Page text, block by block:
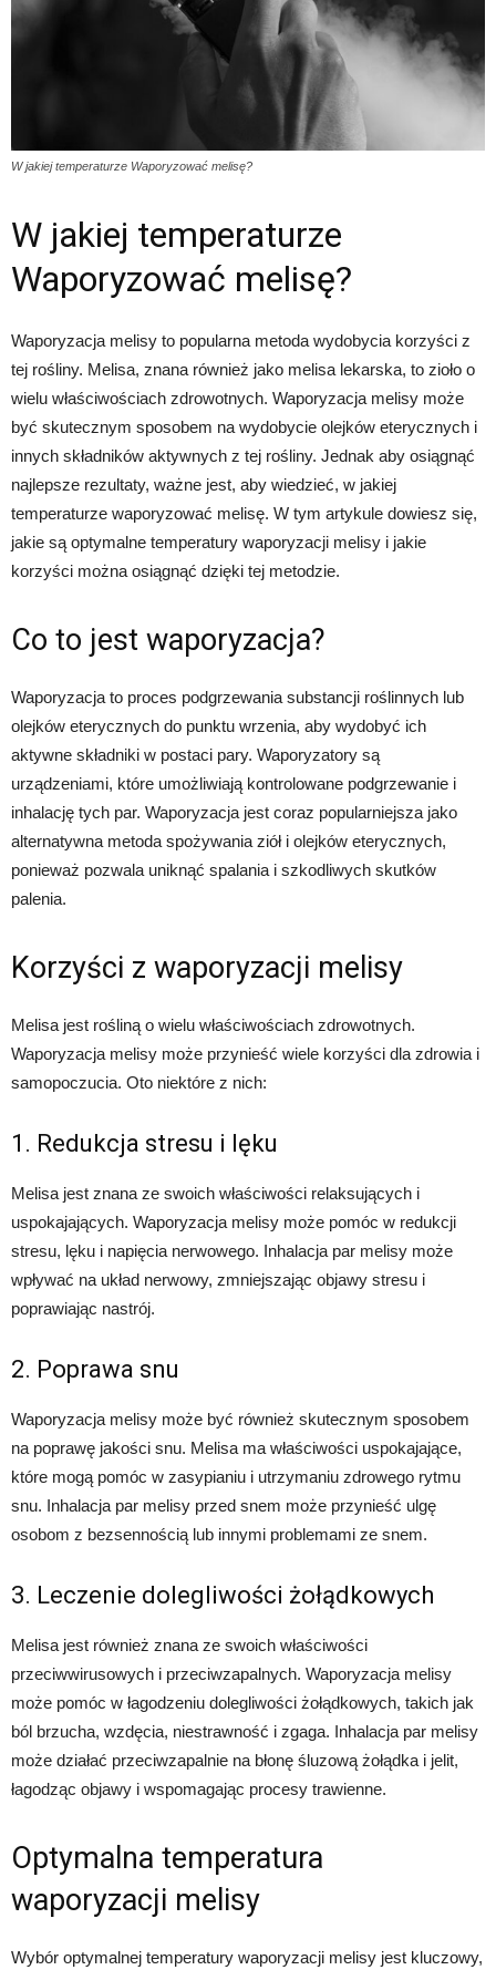
W jakiej temperaturze Waporyzować melisę?
W jakiej temperaturze
Waporyzować melisę?
Waporyzacja melisy to popularna metoda wydobycia korzyści z
tej rośliny. Melisa, znana również jako melisa lekarska, to zioło o
wielu właściwościach zdrowotnych. Waporyzacja melisy może
być skutecznym sposobem na wydobycie olejków eterycznych i
innych składników aktywnych z tej rośliny. Jednak aby osiągnąć
najlepsze rezultaty, ważne jest, aby wiedzieć, w jakiej
temperaturze waporyzować melisę. W tym artykule dowiesz się,
jakie są optymalne temperatury waporyzacji melisy i jakie
korzyści można osiągnąć dzięki tej metodzie.
Co to jest waporyzacja?
Waporyzacja to proces podgrzewania substancji roślinnych lub
olejków eterycznych do punktu wrzenia, aby wydobyć ich
aktywne składniki w postaci pary. Waporyzatory są
urządzeniami, które umożliwiają kontrolowane podgrzewanie i
inhalację tych par. Waporyzacja jest coraz popularniejsza jako
alternatywna metoda spożywania ziół i olejków eterycznych,
ponieważ pozwala uniknąć spalania i szkodliwych skutków
palenia.
Korzyści z waporyzacji melisy
Melisa jest rośliną o wielu właściwościach zdrowotnych.
Waporyzacja melisy może przynieść wiele korzyści dla zdrowia i
samopoczucia. Oto niektóre z nich:
1. Redukcja stresu i lęku
Melisa jest znana ze swoich właściwości relaksujących i
uspokajających. Waporyzacja melisy może pomóc w redukcji
stresu, lęku i napięcia nerwowego. Inhalacja par melisy może
wpływać na układ nerwowy, zmniejszając objawy stresu i
poprawiając nastrój.
2. Poprawa snu
Waporyzacja melisy może być również skutecznym sposobem
na poprawę jakości snu. Melisa ma właściwości uspokajające,
które mogą pomóc w zasypianiu i utrzymaniu zdrowego rytmu
snu. Inhalacja par melisy przed snem może przynieść ulgę
osobom z bezsennością lub innymi problemami ze snem.
3. Leczenie dolegliwości żołądkowych
Melisa jest również znana ze swoich właściwości
przeciwwirusowych i przeciwzapalnych. Waporyzacja melisy
może pomóc w łagodzeniu dolegliwości żołądkowych, takich jak
ból brzucha, wzdęcia, niestrawność i zgaga. Inhalacja par melisy
może działać przeciwzapalnie na błonę śluzową żołądka i jelit,
łagodząc objawy i wspomagając procesy trawienne.
Optymalna temperatura
waporyzacji melisy
Wybór optymalnej temperatury waporyzacji melisy jest kluczowy,